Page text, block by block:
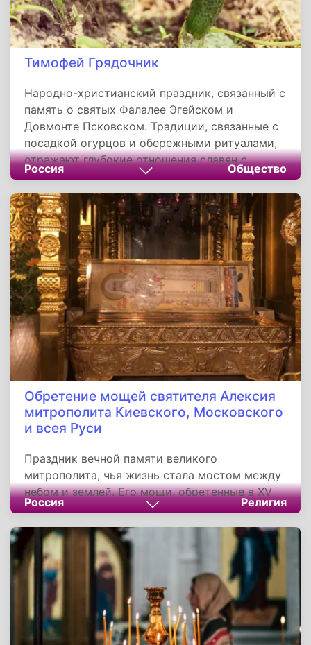
Тимофей Грядочник
Народно-христианский праздник, связанный с
память о святых Фалалее Эгейском и
Довмонте Псковском. Традиции, связанные с
посадкой огурцов и обережными ритуалами,
отражают глубокие отношения славян с
землей и православной верой. Значимость
дня — в единении труда, духовности и
природной мудрости, где даже простая
грядка становилась символом гармонии
человека и мироздания.
Россия Общество
Обретение мощей святителя Алексия
митрополита Киевского, Московского
и всея Руси
Праздник вечной памяти великого
митрополита, чья жизнь стала мостом между
небом и землей. Его мощи, обретенные в XV
веке, напоминают о силе веры,
преображающей историю. Для православных
этот день — призыв к единству, молитве и
служению Отечеству, как завещал святитель,
чье наследие продолжает вдохновлять
Россию.
Россия Религия